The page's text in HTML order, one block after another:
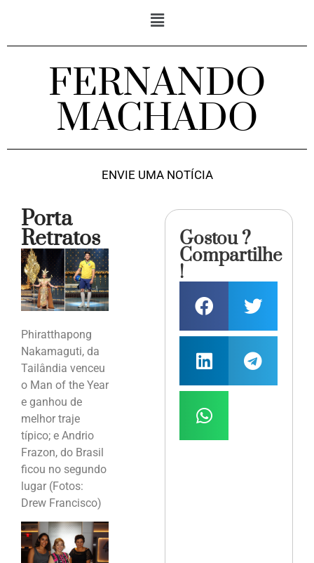
FERNANDO
MACHADO
ENVIE UMA NOTÍCIA
Porta
Retratos
Phiratthapong
Nakamaguti, da
Tailândia venceu
o Man of the Year
e ganhou de
melhor traje
típico; e Andrio
Frazon, do Brasil
ficou no segundo
lugar (Fotos:
Drew Francisco)
Gostou ?
Compartilhe
!